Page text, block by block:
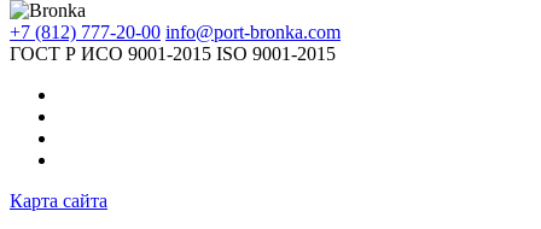
+7 (812) 777-20-00 info@port-bronka.com
ГОСТ Р ИСО 9001-2015 ISO 9001-2015
Карта сайта